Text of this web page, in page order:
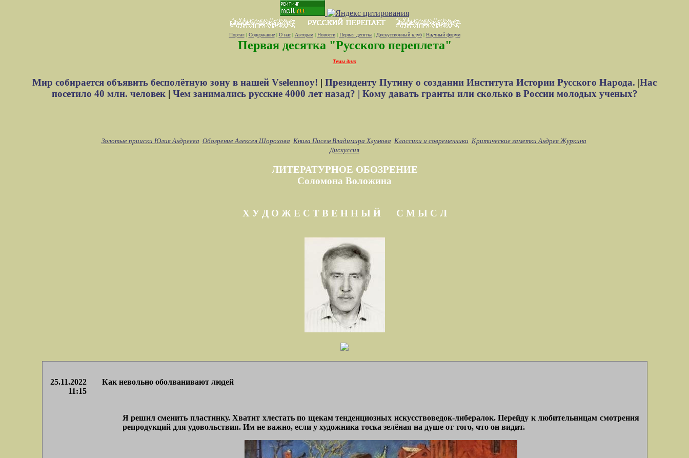
Портал| Содержание| О нас| Авторам| Новости| Первая десятка| Дискуссионный клуб| Научный форум
Первая десятка "Русского переплета"
Темы дня:
Мир собирается объявить бесполётную зону в нашей Vselennoy! | Президенту Путину о создании Института Истории Русского Народа. |Нас
посетило 40 млн. человек| Чем занимались русские 4000 лет назад? | Кому давать гранты или сколько в России молодых ученых?
Золотые прииски Юлия Андреева Обозрение Алексея Шорохова Книга Писем Владимира Хлумова Классики и современники Критические заметки Андрея Журкина
Дискуссия
ЛИТЕРАТУРНОЕ ОБОЗРЕНИЕ
Соломона Воложина
Х У Д О Ж Е С Т В Е Н Н Ы Й С М Ы С Л
25.11.2022
11:15
Как невольно оболванивают людей
Я решил сменить пластинку. Хватит хлестать по щекам тенденциозных искусствоведок-либералок. Перейду к любительницам смотрения
репродукций для удовольствия. Им не важно, если у художника тоска зелёная на душе от того, что он видит.